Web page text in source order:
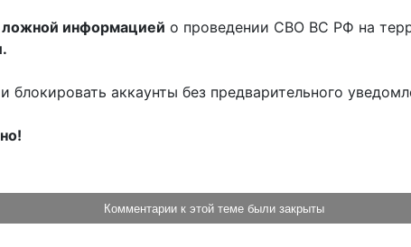
информацией о проведении СВО ВС РФ на
аккаунты без предварительного
Комментарии к этой теме были закрыты